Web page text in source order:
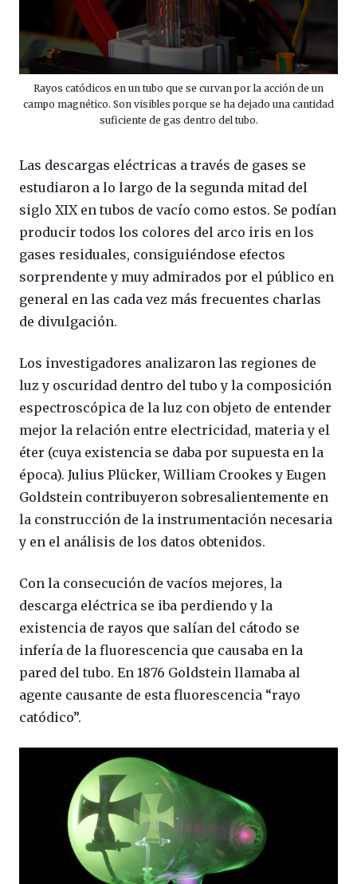
Rayos catódicos en un tubo que se curvan por la acción de un
campo magnético. Son visibles porque se ha dejado una cantidad
suficiente de gas dentro del tubo.
Las descargas eléctricas a través de gases se
estudiaron a lo largo de la segunda mitad del
siglo XIX en tubos de vacío como estos. Se podían
producir todos los colores del arco iris en los
gases residuales, consiguiéndose efectos
sorprendente y muy admirados por el público en
general en las cada vez más frecuentes charlas
de divulgación.
Los investigadores analizaron las regiones de
luz y oscuridad dentro del tubo y la composición
espectroscópica de la luz con objeto de entender
mejor la relación entre electricidad, materia y el
éter (cuya existencia se daba por supuesta en la
época). Julius Plücker, William Crookes y Eugen
Goldstein contribuyeron sobresalientemente en
la construcción de la instrumentación necesaria
y en el análisis de los datos obtenidos.
Con la consecución de vacíos mejores, la
descarga eléctrica se iba perdiendo y la
existencia de rayos que salían del cátodo se
infería de la fluorescencia que causaba en la
pared del tubo. En 1876 Goldstein llamaba al
agente causante de esta fluorescencia “rayo
catódico”.